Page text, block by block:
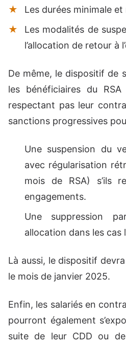
Les durées minimale
Les modalités de
l’allocation de retour à
De même, le dispositif de
les bénéficiaires du
respectant pas leur
sanctions progressives
Une suspension du
avec régularisation
mois de RSA) s’ils
engagements.
Une suppression
allocation dans les cas
Là aussi, le dispositif
le mois de janvier 2025.
Enfin, les salariés en
pourront également
suite de leur CDD ou